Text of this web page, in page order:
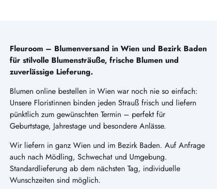
Fleuroom – Blumenversand in Wien und Bezirk Baden
für stilvolle Blumensträuße, frische Blumen und
zuverlässige Lieferung.
Blumen online bestellen in Wien war noch nie so einfach:
Unsere Floristinnen binden jeden Strauß frisch und liefern
pünktlich zum gewünschten Termin – perfekt für
Geburtstage, Jahrestage und besondere Anlässe.
Wir liefern in ganz Wien und im Bezirk Baden. Auf Anfrage
auch nach Mödling, Schwechat und Umgebung.
Standardlieferung ab dem nächsten Tag, individuelle
Wunschzeiten sind möglich.